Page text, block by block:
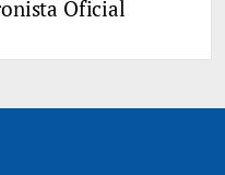
Oficial